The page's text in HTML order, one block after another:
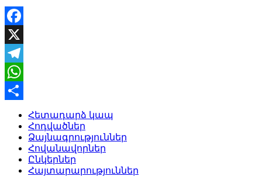
Facebook
X
Telegram
WhatsApp
Հետադարձ կապ
Հոդվածներ
Ձայնագրություններ
Հովանավորներ
Ընկերներ
Հայտարարություններ